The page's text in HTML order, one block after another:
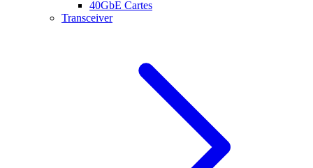
40GbE Cartes
Transceiver